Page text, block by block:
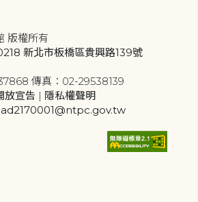
版權所有
新北市板橋區貴興路139號
傳真：02-29538139
放宣告 | 隱私權聲明